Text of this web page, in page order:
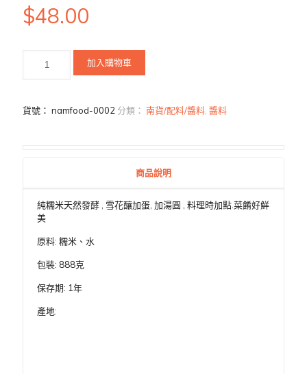
$48.00
加入購物車
貨號： namfood-0002 分類： 南貨/配料/醬料 醬料
商品說明
純糯米天然發酵 , 雪花釀加蛋, 加湯圓 , 料理時加點.菜餚好鮮
美
原料: 糯米、水
包裝: 888克
保存期: 1年
產地: